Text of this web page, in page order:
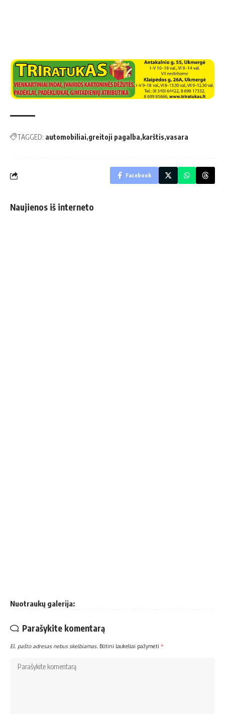
TAGGED: automobiliai greitoji pagalba karštis vasara
Facebook
Naujienos iš interneto
Nuotraukų galerija:
Parašykite komentarą
El. pašto adresas nebus skelbiamas. Būtini laukeliai pažymėti *